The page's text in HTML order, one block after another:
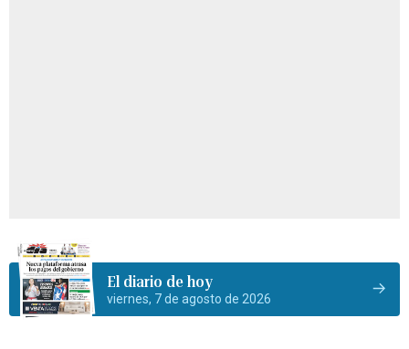
El diario de hoy
viernes, 7 de agosto de 2026